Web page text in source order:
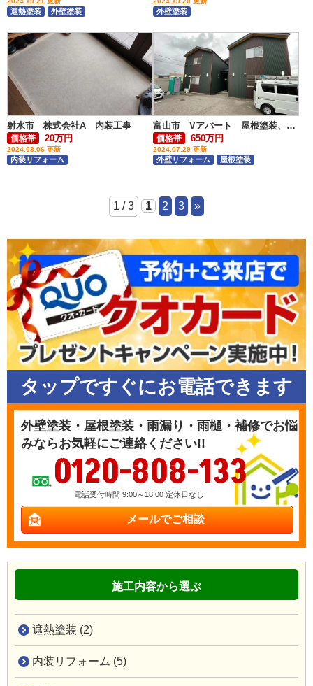
遮熱塗装 外壁塗装 外壁塗装
射水市 株式会社A 内装工事
価格帯 20万円
2024.08.06 更新
内装リフォーム
富山市 Vアパート 屋根塗装、外壁カバー工事
価格帯 650万円
2024.07.29 更新
外壁リフォーム
屋根塗装
1 / 3 1 2 3 »
タップですぐにお電話できます
外壁塗装・屋根塗装・雨漏り・雨樋・補修でお悩
みならお気軽にご連絡ください!!
0120-808-133
電話受付時間 9:00～18:00 定休日なし
メールでご相談
施工内容から選ぶ
遮熱塗装 (2)
内装リフォーム (5)